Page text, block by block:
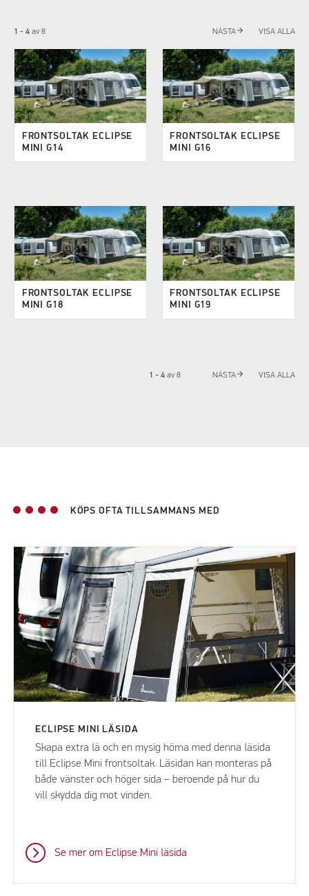
1 - 4av 8 NÄSTAarrow_forward VISA ALLA
FRONTSOLTAK ECLIPSE
MINI G14
FRONTSOLTAK ECLIPSE
MINI G16
FRONTSOLTAK ECLIPSE
MINI G18
FRONTSOLTAK ECLIPSE
MINI G19
1 - 4 av8 NÄSTAarrow_forward VISA ALLA
KÖPS OFTA TILLSAMMANS MED
ECLIPSE MINI LÄSIDA
Skapa extra lä och en mysig hörna med denna läsida
till Eclipse Mini frontsoltak. Läsidan kan monteras på
både vänster och höger sida – beroende på hur du
vill skydda dig mot vinden.
Se mer om Eclipse Mini läsida